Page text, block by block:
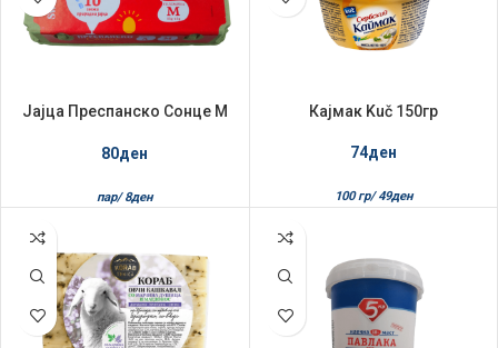
Јајца Преспанско Сонце М
80ден
пар/ 8ден
Кајмак Kuč 150гр
74ден
100 гр/ 49ден